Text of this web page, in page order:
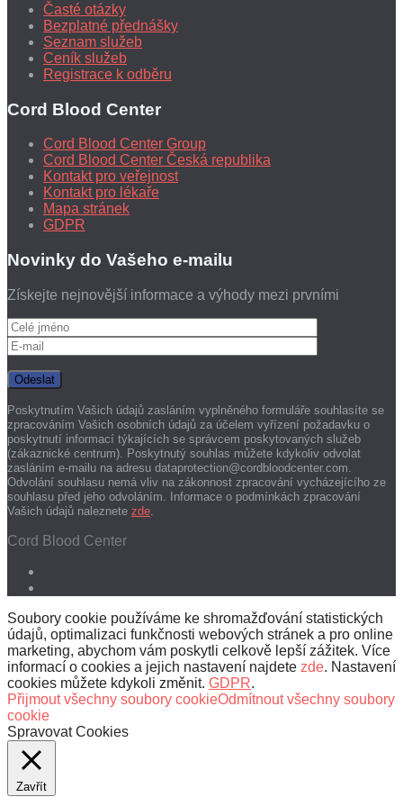
Časté otázky
Bezplatné přednášky
Seznam služeb
Ceník služeb
Registrace k odběru
Cord Blood Center
Cord Blood Center Group
Cord Blood Center Česká republika
Kontakt pro veřejnost
Kontakt pro lékaře
Mapa stránek
GDPR
Novinky do Vašeho e-mailu
Získejte nejnovější informace a výhody mezi prvními
Poskytnutím Vašich údajů zasláním vyplněného formuláře souhlasíte se
zpracováním Vašich osobních údajů za účelem vyřízení požadavku o
poskytnutí informací týkajících se správcem poskytovaných služeb
(zákaznické centrum). Poskytnutý souhlas můžete kdykoliv odvolat
zasláním e-mailu na adresu dataprotection@cordbloodcenter.com.
Odvolání souhlasu nemá vliv na zákonnost zpracování vycházejícího ze
souhlasu před jeho odvoláním. Informace o podmínkách zpracování
Vašich údajů naleznete zde
Cord Blood Center
Soubory cookie používáme ke shromažďování statistických
údajů, optimalizaci funkčnosti webových stránek a pro online
marketing, abychom vám poskytli celkově lepší zážitek. Více
informací o cookies a jejich nastavení najdete zde. Nastavení
cookies můžete kdykoli změnit. GDPR.
Přijmout všechny soubory cookieOdmítnout všechny soubory
cookie
Spravovat Cookies
Zavřít